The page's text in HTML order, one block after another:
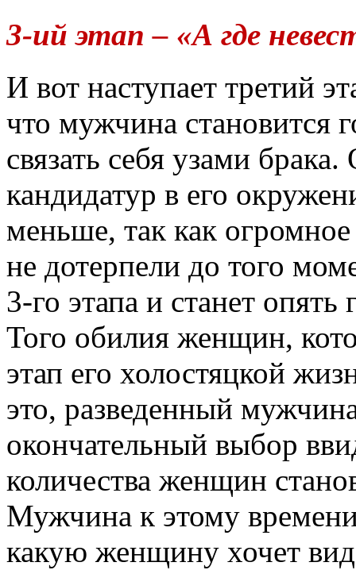
3-ий этап – «А где
И вот наступает третий
что мужчина становится
связать себя узами
кандидатур в его
меньше, так как
не дотерпели до того
3-го этапа и станет
Того обилия женщин,
этап его холостяцкой
это, разведенный
окончательный выбор
количества женщин
Мужчина к этому
какую женщину хочет